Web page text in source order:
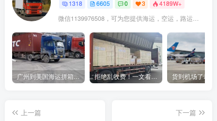
1318 6605 0 3 4189W+
微信1139976508，可为您提供海运，空运，路运，铁路运输
广州到美国海运拼箱多少钱？2024年最新运费构成+隐藏费用避坑指南 拒绝乱收费！一文看懂中国货代计费套路，教你避开所有隐形坑
上一篇
下一篇